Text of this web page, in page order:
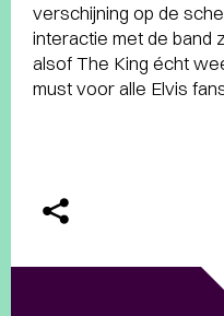
verschijning op de
interactie met de band
alsof The King écht
must voor alle Elvis